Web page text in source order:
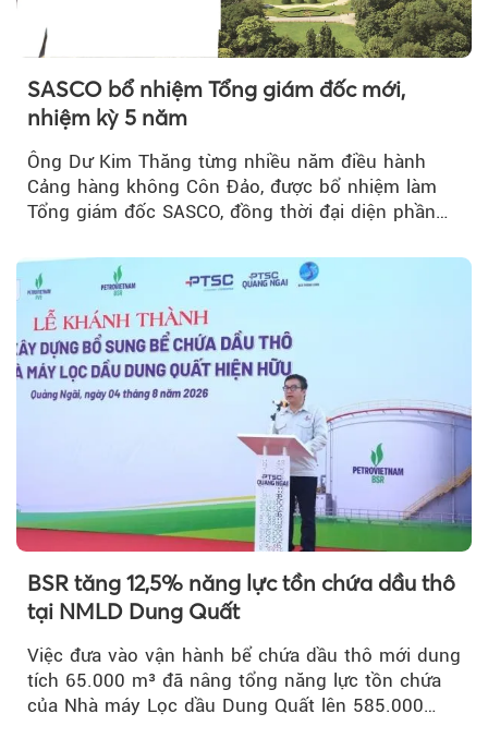
SASCO bổ nhiệm Tổng giám đốc mới,
nhiệm kỳ 5 năm
Ông Dư Kim Thăng từng nhiều năm điều hành
Cảng hàng không Côn Đảo, được bổ nhiệm làm
Tổng giám đốc SASCO, đồng thời đại diện phần
BSR tăng 12,5% năng lực tồn chứa dầu thô
tại NMLD Dung Quất
Việc đưa vào vận hành bể chứa dầu thô mới dung
tích 65.000 m³ đã nâng tổng năng lực tồn chứa
của Nhà máy Lọc dầu Dung Quất lên 585.000